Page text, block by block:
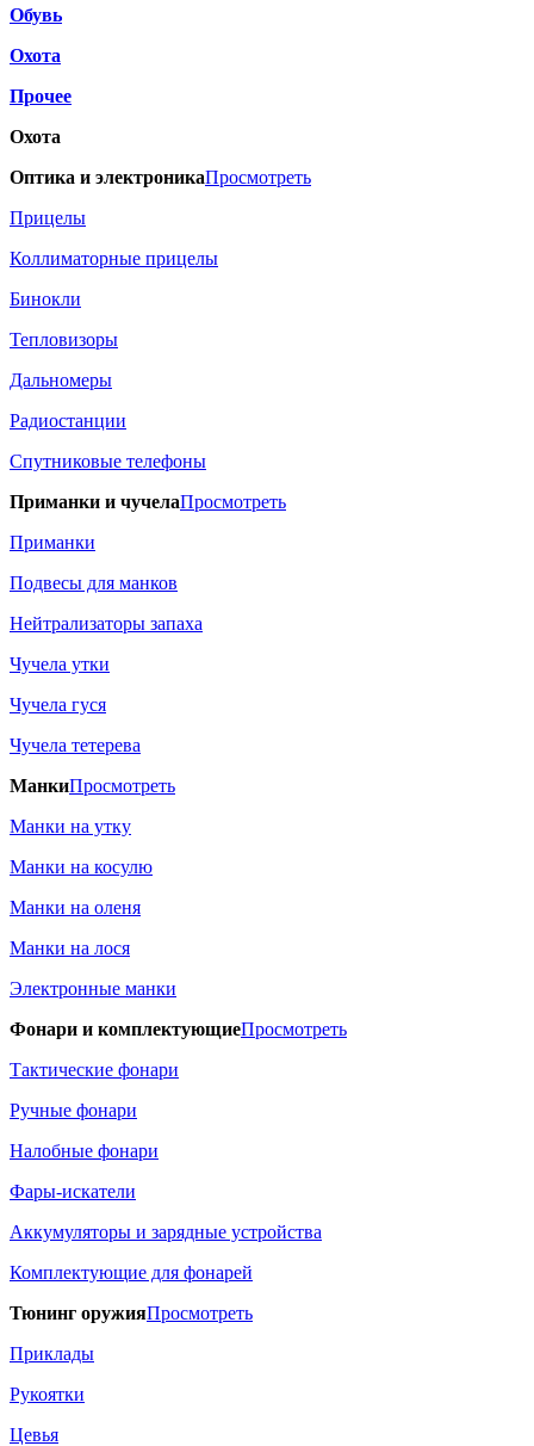
Обувь
Охота
Прочее
Охота
Оптика и электроникаПросмотреть
Прицелы
Коллиматорные прицелы
Бинокли
Тепловизоры
Дальномеры
Радиостанции
Спутниковые телефоны
Приманки и чучелаПросмотреть
Приманки
Подвесы для манков
Нейтрализаторы запаха
Чучела утки
Чучела гуся
Чучела тетерева
МанкиПросмотреть
Манки на утку
Манки на косулю
Манки на оленя
Манки на лося
Электронные манки
Фонари и комплектующиеПросмотреть
Тактические фонари
Ручные фонари
Налобные фонари
Фары-искатели
Аккумуляторы и зарядные устройства
Комплектующие для фонарей
Тюнинг оружияПросмотреть
Приклады
Рукоятки
Цевья